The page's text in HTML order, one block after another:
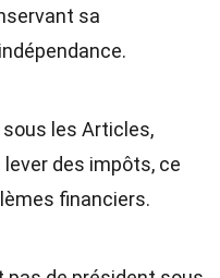
sa
les Articles,
des impôts, ce
financiers.